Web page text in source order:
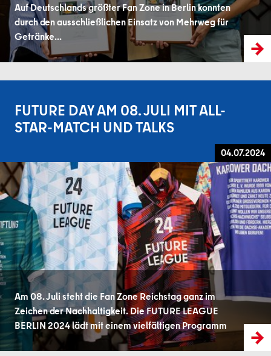
Auf Deutschlands größter Fan Zone in Berlin konnten
durch den ausschließlichen Einsatz von Mehrweg für
Getränke...
FUTURE DAY AM 08. JULI MIT ALL-
STAR-MATCH UND TALKS
04.07.2024
Am 08. Juli steht die Fan Zone Reichstag ganz im
Zeichen der Nachhaltigkeit. Die FUTURE LEAGUE
BERLIN 2024 lädt mit einem vielfältigen Programm